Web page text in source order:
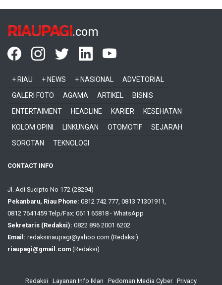
RIAUPAGI.com
+ RIAU + NEWS + NASIONAL
ADVETORIAL
GALERI FOTO
AGAMA ARTIKEL
BISNIS
ENTERTAIMENT
HEADLINE KARIER
KESEHATAN
KOLOM OPINI
LINKUNGAN OTOMOTIF
SEJARAH
SOROTAN
TEKNOLOGI
CONTACT INFO
Jl. Adi Sucipto No 172 (28294)
Pekanbaru, Riau Phone: 0812 742 777, 0813 71301911,
0812 7641459 Telp/Fax: 0611 65818 - WhatsApp
Sekretaris (Redaksi): 0822 896 2001 6202
Email: redaksiriaupagi@yahoo.com (Redaksi)
riaupagi@gmail.com (Redaksi)
Redaksi Layanan Info Iklan Pedoman Media Cyber Privacy